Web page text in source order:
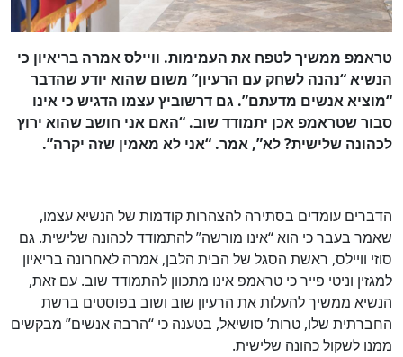
טראמפ ממשיך לטפח את העמימות. וויילס אמרה בריאיון כי
הנשיא “נהנה לשחק עם הרעיון” משום שהוא יודע שהדבר
“מוציא אנשים מדעתם”. גם דרשוביץ עצמו הדגיש כי אינו
סבור שטראמפ אכן יתמודד שוב. “האם אני חושב שהוא ירוץ
לכהונה שלישית? לא”, אמר. “אני לא מאמין שזה יקרה”.
הדברים עומדים בסתירה להצהרות קודמות של הנשיא עצמו,
שאמר בעבר כי הוא “אינו מורשה” להתמודד לכהונה שלישית. גם
סוזי וויילס, ראשת הסגל של הבית הלבן, אמרה לאחרונה בריאיון
למגזין וניטי פייר כי טראמפ אינו מתכוון להתמודד שוב. עם זאת,
הנשיא ממשיך להעלות את הרעיון שוב ושוב בפוסטים ברשת
החברתית שלו, טרות’ סושיאל, בטענה כי “הרבה אנשים” מבקשים
ממנו לשקול כהונה שלישית.